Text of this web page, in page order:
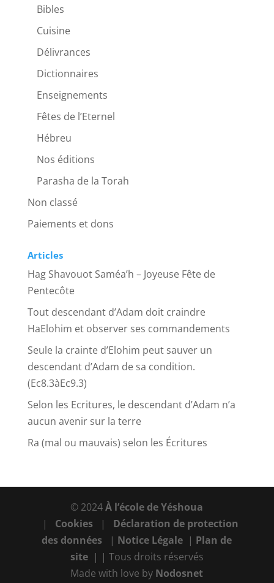
Bibles
Cuisine
Délivrances
Dictionnaires
Enseignements
Fêtes de l’Eternel
Hébreu
Nos éditions
Parasha de la Torah
Non classé
Paiements et dons
Articles
Hag Shavouot Saméa’h – Joyeuse Fête de
Pentecôte
Tout descendant d’Adam doit craindre
HaElohim et observer ses commandements
Seule la crainte d’Elohim peut sauver un
descendant d’Adam de sa condition.
(Ec8.3àEc9.3)
Selon les Ecritures, le descendant d’Adam n’a
aucun avenir sur la terre
Ra (mal ou mauvais) selon les Écritures
© 2024À l’école de Yéshoua
| Cookies | Déclaration de protection
des données | Notice Légale | Plan de
site| | Tous droits réservés
Made with love by Nodosnet